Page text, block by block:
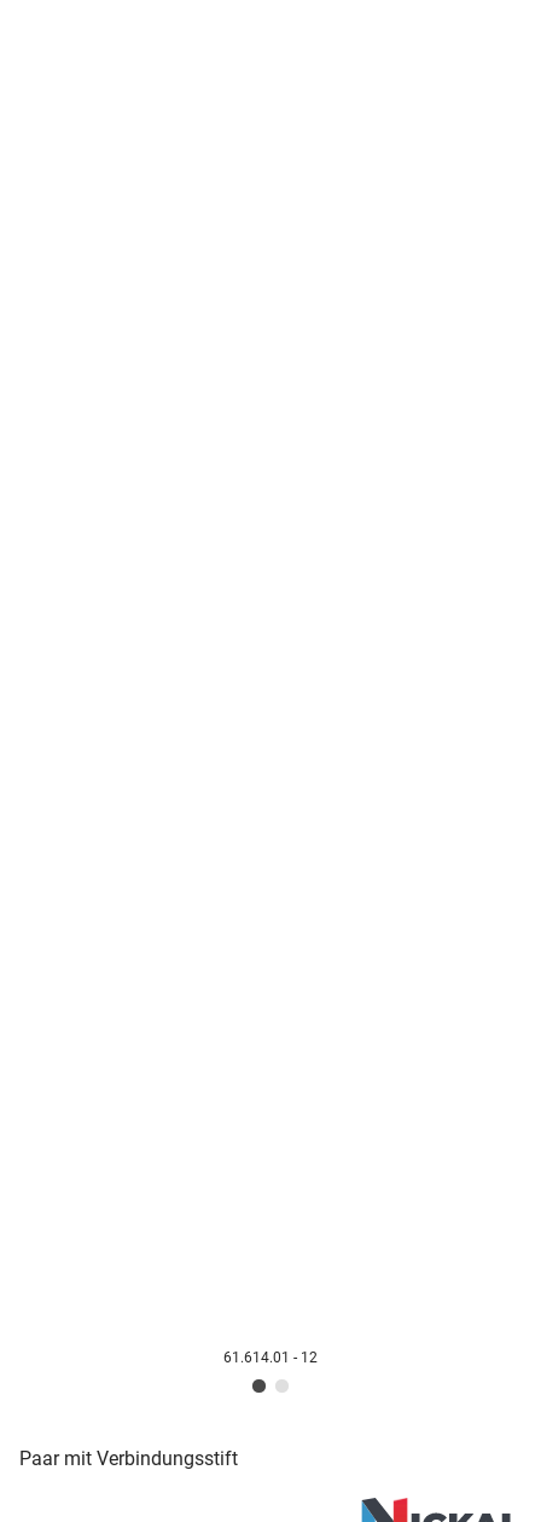
61.614.01 - 12
Paar mit Verbindungsstift